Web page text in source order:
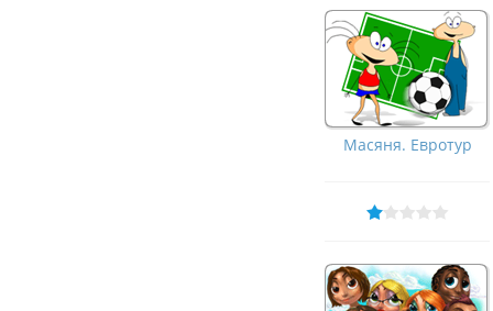
Масяня. Евротур